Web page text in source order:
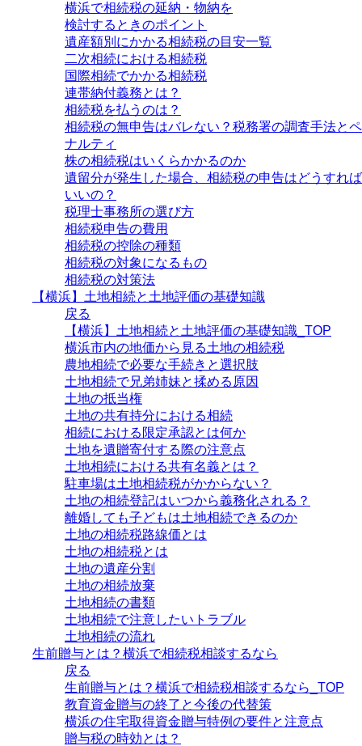
横浜で相続税の延納・物納を
検討するときのポイント
遺産額別にかかる相続税の目安一覧
二次相続における相続税
国際相続でかかる相続税
連帯納付義務とは？
相続税を払うのは？
相続税の無申告はバレない？税務署の調査手法とペ
ナルティ
株の相続税はいくらかかるのか
遺留分が発生した場合、相続税の申告はどうすれば
いいの？
税理士事務所の選び方
相続税申告の費用
相続税の控除の種類
相続税の対象になるもの
相続税の対策法
【横浜】土地相続と土地評価の基礎知識
戻る
【横浜】土地相続と土地評価の基礎知識_TOP
横浜市内の地価から見る土地の相続税
農地相続で必要な手続きと選択肢
土地相続で兄弟姉妹と揉める原因
土地の抵当権
土地の共有持分における相続
相続における限定承認とは何か
土地を遺贈寄付する際の注意点
土地相続における共有名義とは？
駐車場は土地相続税がかからない？
土地の相続登記はいつから義務化される？
離婚しても子どもは土地相続できるのか
土地の相続税路線価とは
土地の相続税とは
土地の遺産分割
土地の相続放棄
土地相続の書類
土地相続で注意したいトラブル
土地相続の流れ
生前贈与とは？横浜で相続税相談するなら
戻る
生前贈与とは？横浜で相続税相談するなら_TOP
教育資金贈与の終了と今後の代替策
横浜の住宅取得資金贈与特例の要件と注意点
贈与税の時効とは？